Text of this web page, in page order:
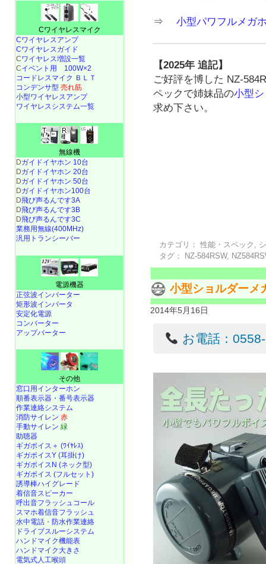
⇒小型パワフルメガ
【2025年 追記】
ご好評を博した NZ-
ペックで姉妹品の小型
求め下さい。
カテゴリ： 性能・スペック
タグ：
NZ-584RSW,
小型ショルダーメ
2014年5月16日
お電話：
Cワイヤレスマイク
Cワイヤレスアンプ
Cワイヤレスガイド
Cワイヤレス増設一覧
Cイベント用 100W×2
コードレスマイク ＢＬＴ
コンデンサ型 売れ筋
小型ワイヤレスアンプ
ワイヤレスシステム一覧
無線機
Dガイドイヤホン 10台
Dガイドイヤホン 20台
Dガイドイヤホン 50台
Dガイドイヤホン100台
D飛び声るんです3A
D飛び声るんです3B
D飛び声るんです3C
業務用無線(400MHz)
汎用トランシーバー
電源機器
正弦波インバーター
矩形波インバータ
安定化電源
コンバーター
アップバーター
その他
窓口用インターホン
順番表示器・番号表示器
作業連絡システム
消防サイレン 赤
手動サイレン 緑
助聴器
ギガボイス＋ (ﾜｲﾔﾚｽ)
ギガボイスY (耳掛け)
ギガボイスN (ネック型)
ギガボイス (フルセット)
誘導棒ハイグレード
着信音スピーカー
呼出音フラッシュコール
スマホ着信音フラッシュ
水中電話 ・ 防水作業連絡
ドライブスルーシステム
ハンドマイク機能表
ハンドマイク大きさ
電気式人工喉頭